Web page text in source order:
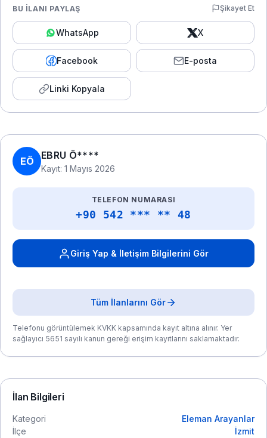
BU İLANI PAYLAŞ Şikayet Et
WhatsApp X
Facebook E-posta
Linki Kopyala
EÖ
EBRU Ö****
Kayıt: 1 Mayıs 2026
TELEFON NUMARASI
+90 542 *** ** 48
Giriş Yap & İletişim Bilgilerini Gör
Tüm İlanlarını Gör
Telefonu görüntülemek KVKK kapsamında kayıt altına alınır. Yer
sağlayıcı 5651 sayılı kanun gereği erişim kayıtlarını saklamaktadır.
İlan Bilgileri
Kategori
Eleman Arayanlar
İlçe
İzmit